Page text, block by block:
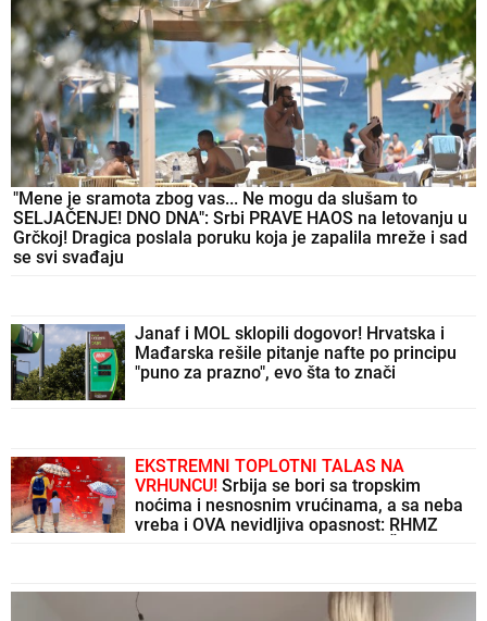
"Mene je sramota zbog vas... Ne mogu da slušam to
SELJAČENJE! DNO DNA": Srbi PRAVE HAOS na letovanju u
Grčkoj! Dragica poslala poruku koja je zapalila mreže i sad
se svi svađaju
Janaf i MOL sklopili dogovor! Hrvatska i
Mađarska rešile pitanje nafte po principu
"puno za prazno", evo šta to znači
EKSTREMNI TOPLOTNI TALAS NA
VRHUNCU! Srbija se bori sa tropskim
noćima i nesnosnim vrućinama, a sa neba
vreba i OVA nevidljiva opasnost: RHMZ